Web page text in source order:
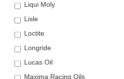
Liqui Moly
Lisle
Loctite
Longride
Lucas Oil
Maxima Racing Oils